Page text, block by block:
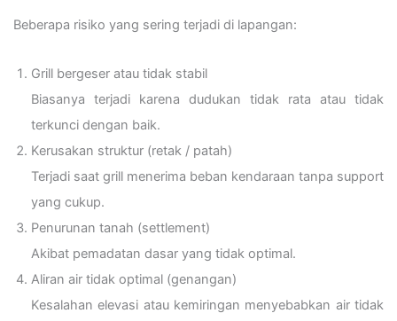
Beberapa risiko yang sering terjadi di lapangan:
Grill bergeser atau tidak stabil
Biasanya terjadi karena dudukan tidak rata atau tidak
terkunci dengan baik.
Kerusakan struktur (retak / patah)
Terjadi saat grill menerima beban kendaraan tanpa support
yang cukup.
Penurunan tanah (settlement)
Akibat pemadatan dasar yang tidak optimal.
Aliran air tidak optimal (genangan)
Kesalahan elevasi atau kemiringan menyebabkan air tidak